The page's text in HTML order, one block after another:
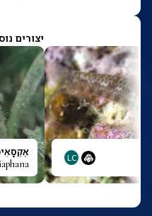
יצורים
LC